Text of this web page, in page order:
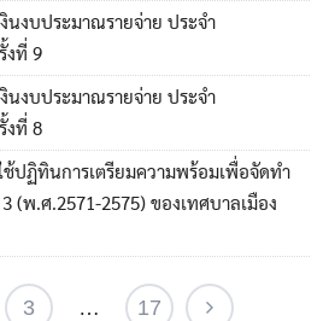
นงบประมาณรายจ่าย ประจำ
งที่ 9
นงบประมาณรายจ่าย ประจำ
งที่ 8
ช้ปฏิทินการเตรียมความพร้อมเพื่อจัดทำ
.ศ.2571-2575) ของเทศบาลเมือง
3 … 17